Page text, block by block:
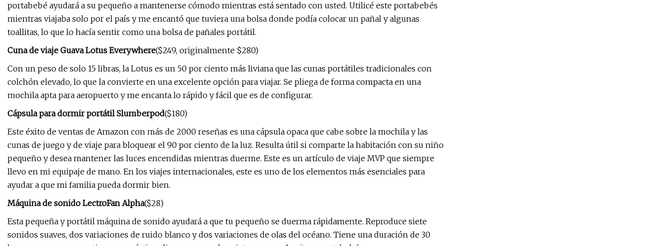
portabebé ayudará a su pequeño a mantenerse cómodo mientras está sentado con usted. Utilicé este portabebés
mientras viajaba solo por el país y me encantó que tuviera una bolsa donde podía colocar un pañal y algunas
toallitas, lo que lo hacía sentir como una bolsa de pañales portátil.
Cuna de viaje Guava Lotus Everywhere($249, originalmente $280)
Con un peso de solo 15 libras, la Lotus es un 50 por ciento más liviana que las cunas portátiles tradicionales con
colchón elevado, lo que la convierte en una excelente opción para viajar. Se pliega de forma compacta en una
mochila apta para aeropuerto y me encanta lo rápido y fácil que es de configurar.
Cápsula para dormir portátil Slumberpod($180)
Este éxito de ventas de Amazon con más de 2000 reseñas es una cápsula opaca que cabe sobre la mochila y las
cunas de juego y de viaje para bloquear el 90 por ciento de la luz. Resulta útil si comparte la habitación con su niño
pequeño y desea mantener las luces encendidas mientras duerme. Este es un artículo de viaje MVP que siempre
llevo en mi equipaje de mano. En los viajes internacionales, este es uno de los elementos más esenciales para
ayudar a que mi familia pueda dormir bien.
Máquina de sonido LectroFan Alpha($28)
Esta pequeña y portátil máquina de sonido ayudará a que tu pequeño se duerma rápidamente. Reproduce siete
sonidos suaves, dos variaciones de ruido blanco y dos variaciones de olas del océano. Tiene una duración de 30